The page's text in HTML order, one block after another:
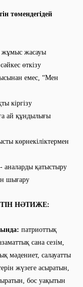
төмендегідей
жұмыс жасауы
өткізу
емес, “Мен
кіргізу
ай құндылығы
көрнекіліктермен
аналарды қатыстыру
шығару
патриоттық
сана сезім,
мәдениет, салауатты
жүзеге асыратын,
бос уақытын